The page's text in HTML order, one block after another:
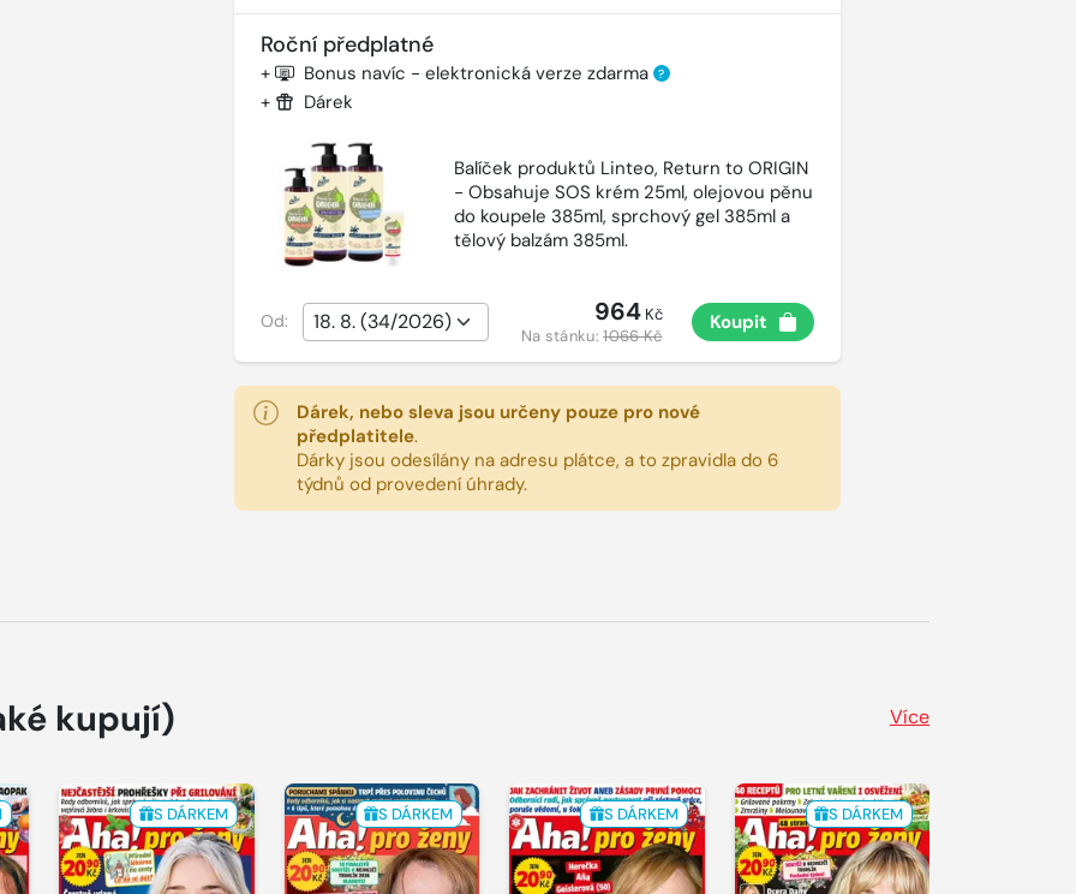
Roční předplatné
+ Bonus navíc - elektronická verze zdarma ?
+ Dárek
Balíček produktů Linteo, Return to ORIGIN
- Obsahuje SOS krém 25ml, olejovou pěnu
do koupele 385ml, sprchový gel 385ml a
tělový balzám 385ml.
Od: 964Kč
Na stánku:1066 Kč
Koupit
Dárek, nebo sleva jsou určeny pouze pro nové
předplatitele.
Dárky jsou odesílány na adresu plátce, a to zpravidla do 6
týdnů od provedení úhrady.
kupují) Více
S DÁRKEM S DÁRKEM S DÁRKEM S DÁRKEM